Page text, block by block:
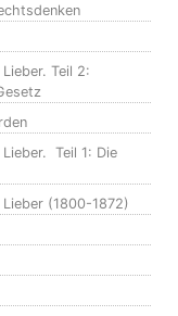
Teil 2:
Teil 1: Die
(1800-1872)